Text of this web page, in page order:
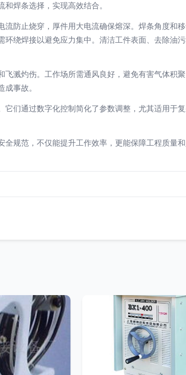
焊条选择，实现高效结合。
防止烧穿，厚件用大电流确保熔深。焊条角度和
绕焊接以避免应力集中。清洁工件表面、去除油
溅灼伤。工作场所需通风良好，避免有害气体积
事故。
们通过数字化控制简化了参数调整，尤其适用于
规范，不仅能提升工作效率，更能保障工程质量